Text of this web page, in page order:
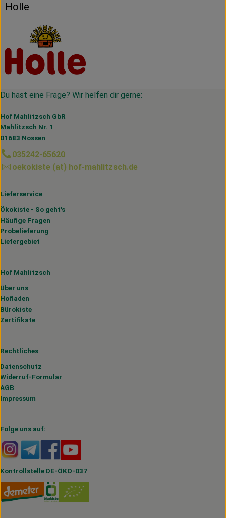
Holle
Du hast eine Frage? Wir helfen dir gerne:
Hof Mahlitzsch GbR
Mahlitzsch Nr. 1
01683 Nossen
035242-65620
oekokiste (at) hof-mahlitzsch.de
Lieferservice
Ökokiste - So geht's
Häufige Fragen
Probelieferung
Liefergebiet
Hof Mahlitzsch
Über uns
Hofladen
Bürokiste
Zertifikate
Rechtliches
Datenschutz
Widerruf-Formular
AGB
Impressum
Folge uns auf:
Externer Link zu https://www.instagram.com/
Externer Link zu https://t.me/s/hofmahlitzsch
Externer Link zu https://www.facebook.com/
Kontrollstelle DE-ÖKO-037